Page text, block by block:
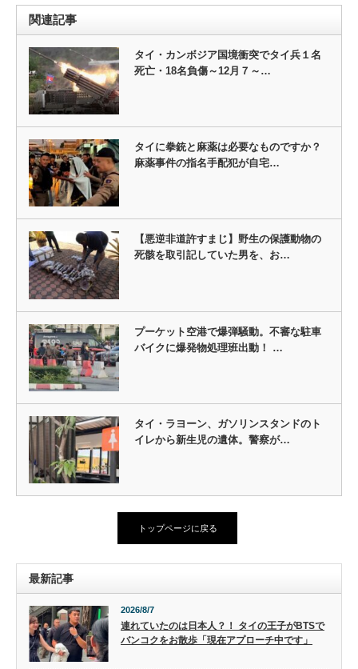
関連記事
タイ・カンボジア国境衝突でタイ兵１名
死亡・18名負傷～12月７～…
タイに拳銃と麻薬は必要なものですか？
麻薬事件の指名手配犯が自宅…
【悪逆非道許すまじ】野生の保護動物の
死骸を取引記していた男を、お…
プーケット空港で爆弾騒動。不審な駐車
バイクに爆発物処理班出動！ …
タイ・ラヨーン、ガソリンスタンドのト
イレから新生児の遺体。警察が…
トップページに戻る
最新記事
2026/8/7
連れていたのは日本人？！ タイの王子がBTSで
バンコクをお散歩「現在アプローチ中です」